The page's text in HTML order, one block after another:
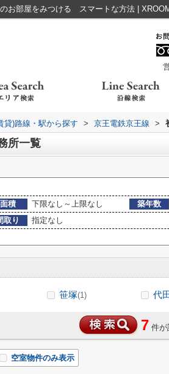
お部屋をみつける スマートな方法 |
貸)路線・駅から探す > 京王電鉄京王線 >
所一覧
面積 下限なし～上限なし 築年数
取り
指定なし
笹塚(1) 代
7 件が
空室物件のみ表示